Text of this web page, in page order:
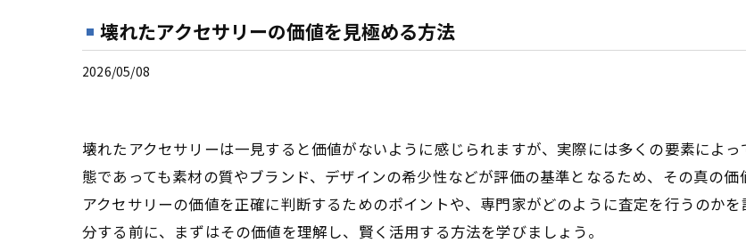
壊れたアクセサリーの価値を見極める方法
2026/05/08
壊れたアクセサリーは一見すると価値がないように感じられますが、実際には多くの要素によ
態であっても素材の質やブランド、デザインの希少性などが評価の基準となるため、その真の
アクセサリーの価値を正確に判断するためのポイントや、専門家がどのように査定を行うのか
分する前に、まずはその価値を理解し、賢く活用する方法を学びましょう。